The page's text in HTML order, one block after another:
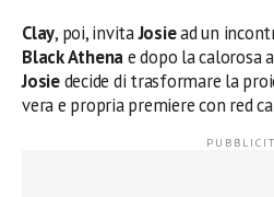
Clay, poi, invitaJosiead un
Black Athenae dopo la calorosa
Josiedecide di trasformare la
vera e propria premiere con red